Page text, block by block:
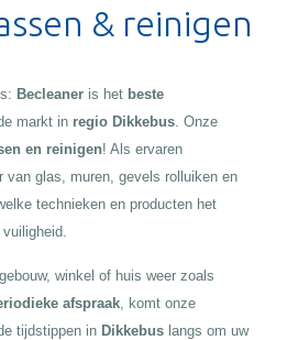
& reinigen
Becleaneris het beste
markt in regio Dikkebus. Onze
en reinigen! Als ervaren
van glas, muren, gevels rolluiken en
technieken en producten het
winkel of huis weer zoals
afspraak, komt onze
tijdstippen in Dikkebuslangs om uw